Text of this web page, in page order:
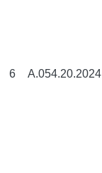
6 A.054.20.2024